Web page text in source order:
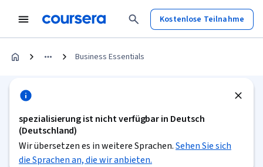
Kostenlose Teilnahme
Business Essentials
spezialisierung ist nicht verfügbar in Deutsch
(Deutschland)
Wir übersetzen es in weitere Sprachen.Sehen Sie sich
die Sprachen an, die wir anbieten.